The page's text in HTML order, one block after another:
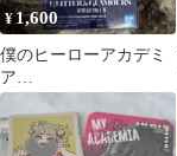
¥1,600
僕のヒーローアカデミ
ア
GLITTER&GLAMOUR
S トガヒミコ